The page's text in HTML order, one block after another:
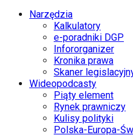
Narzędzia
Kalkulatory
e-poradniki DGP
Infororganizer
Kronika prawa
Skaner
Wideopodcasty
Piąty element
Rynek prawniczy
Kulisy polityki
Polska-Europa-